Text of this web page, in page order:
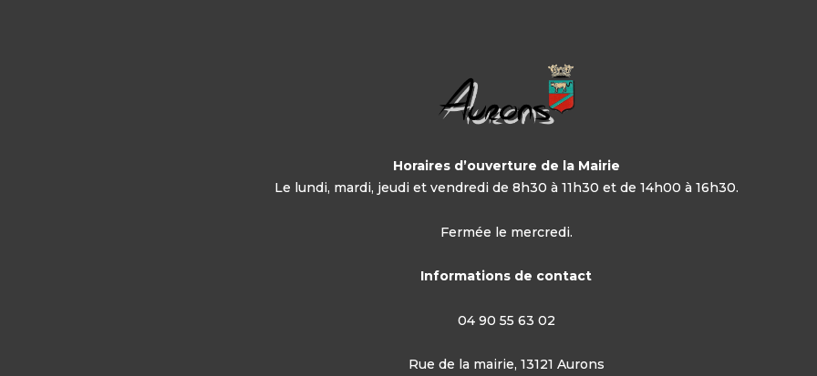
Horaires d’ouverture de la Mairie
Le lundi, mardi, jeudi et vendredi de 8h30 à 11h30 et de 14h00 à 16h30.
Fermée le mercredi.
Informations de contact
04 90 55 63 02
Rue de la mairie, 13121 Aurons